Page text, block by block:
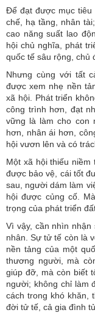
Để đạt được mục tiêu
chế, hạ tầng, nhân
cao năng suất lao
hội chủ nghĩa, phát
quốc tế sâu rộng, chủ
Nhưng cùng với tất
được xem nhẹ nền
xã hội. Phát triển
công trình hơn, đạt
vững là làm cho con
hơn, nhân ái hơn,
hội vươn lên và có
Một xã hội thiếu
được bảo vệ, cái tốt
sau, người dám làm
hội được củng cố.
trọng của phát triển
Vì vậy, cần nhìn
nhân. Sự tử tế còn là
nền tảng của một
thương người, mà
giúp đỡ, mà còn biết
người; không chỉ làm
cách trong khó khăn,
đời tử tế, cả gia đình